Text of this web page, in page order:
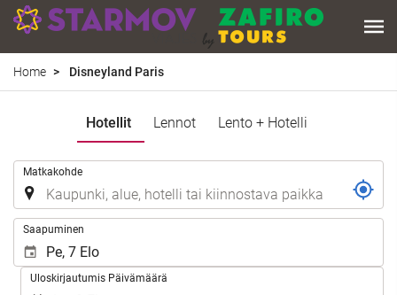
Home Disneyland Paris
Hotellit Lennot Lento + Hotelli
Matkakohde
Saapuminen
Uloskirjautumis Päivämäärä